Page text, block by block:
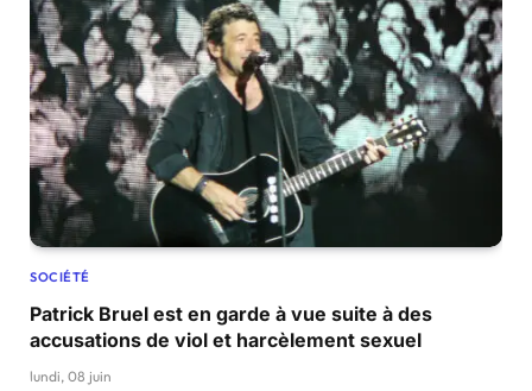
SOCIÉTÉ
Patrick Bruel est en garde à vue suite à des
accusations de viol et harcèlement sexuel
lundi, 08 juin